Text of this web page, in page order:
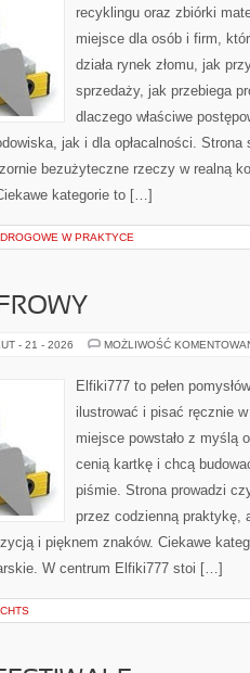
recyklingu oraz zbiórki
miejsce dla osób i firm,
działa rynek złomu, jak
sprzedaży, jak przebiega
dlaczego właściwe
jak i dla opłacalności.
bezużyteczne rzeczy w realną
kategorie to […]
W PRAKTYCE
- 21 - 2026 MOŻLIWOŚĆ
Elfiki777 to pełen
ilustrować i pisać ręcznie
miejsce powstało z myślą
cenią kartkę i chcą
piśmie. Strona prowadzi
przez codzienną praktykę,
i pięknem znaków. Ciekawe
W centrum Elfiki777 stoi […]